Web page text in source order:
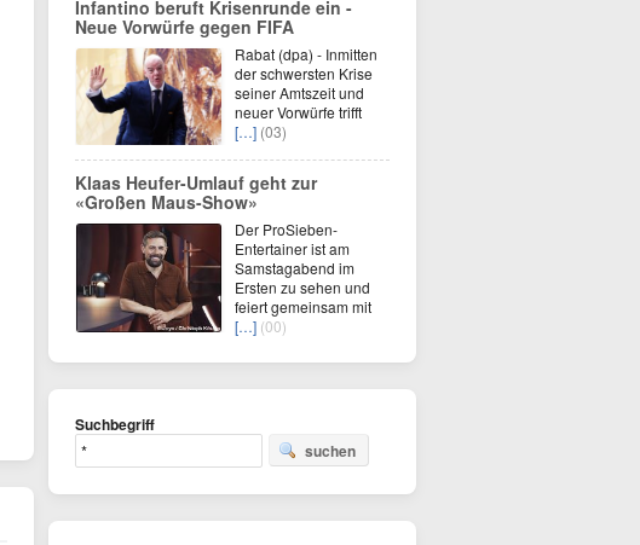
Infantino beruft Krisenrunde ein -
Neue Vorwürfe gegen FIFA
Rabat (dpa) - Inmitten
der schwersten Krise
seiner Amtszeit und
neuer Vorwürfe trifft
[…] (03)
Klaas Heufer-Umlauf geht zur
«Großen Maus-Show»
Der ProSieben-
Entertainer ist am
Samstagabend im
Ersten zu sehen und
feiert gemeinsam mit
[…] (00)
Suchbegriff
suchen